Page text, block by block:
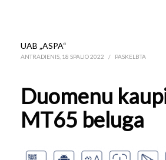
UAB „ASPA“
ANTRADIENIS, 18 SPALIO 2022 / PASKELBTA
Duomenu
MT65 beluga